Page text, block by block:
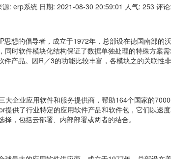
源: erp系统 日期: 2021-08-30 20:59:01 人气: 253 评论:
思想的倡导者，成立于1972年，总部设在德国南部的
同时软件模块化结构保证了数据单独处理的特殊方案
件产品。因R／3的功能比较丰富，各模块之的关联性
大企业应用软件和服务提供商，帮助164个国家的
提供了行业特定的应用软件产品和软件包，它们以速
择，包括云部署、内部部署或两者的结合。